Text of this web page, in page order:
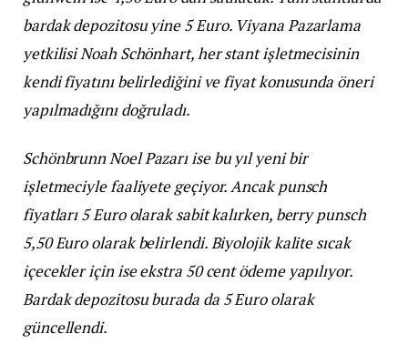
bardak depozitosu yine 5 Euro. Viyana Pazarlama
yetkilisi Noah Schönhart, her stant işletmecisinin
kendi fiyatını belirlediğini ve fiyat konusunda öneri
yapılmadığını doğruladı.
Schönbrunn Noel Pazarı ise bu yıl yeni bir
işletmeciyle faaliyete geçiyor. Ancak punsch
fiyatları 5 Euro olarak sabit kalırken, berry punsch
5,50 Euro olarak belirlendi. Biyolojik kalite sıcak
içecekler için ise ekstra 50 cent ödeme yapılıyor.
Bardak depozitosu burada da 5 Euro olarak
güncellendi.